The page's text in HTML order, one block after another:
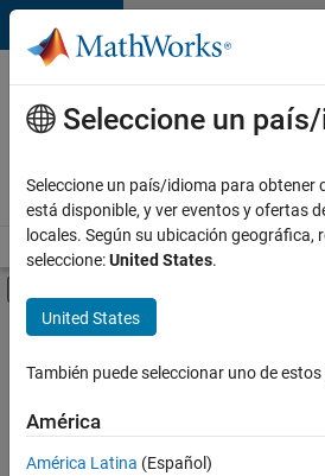
Saltar al contenido
Ofertas
de
empleo
MathWorks
Visión general Búsqueda de empleo
Contenido principal
FILTRADO POR
User Experience
Education Marketing
Seleccione un
Seleccione un país/idioma para obtener
está disponible, y ver eventos y ofertas
locales. Según su ubicación geográfica,
seleccione:United States.
United States
También puede seleccionar uno de
América
América Latina (Español)